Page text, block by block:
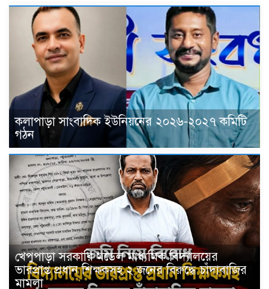
কলাপাড়া সাংবাদিক ইউনিয়নের ২০২৬-২০২৭ কমিটি
গঠন
খেপুপাড়া সরকারি মডেল মাধ্যমিক বিদ্যালয়ের
ভারপ্রাপ্ত প্রধান শিক্ষকসহ ২ জনের বিরুদ্ধে চাঁদাবাজির
মামলা